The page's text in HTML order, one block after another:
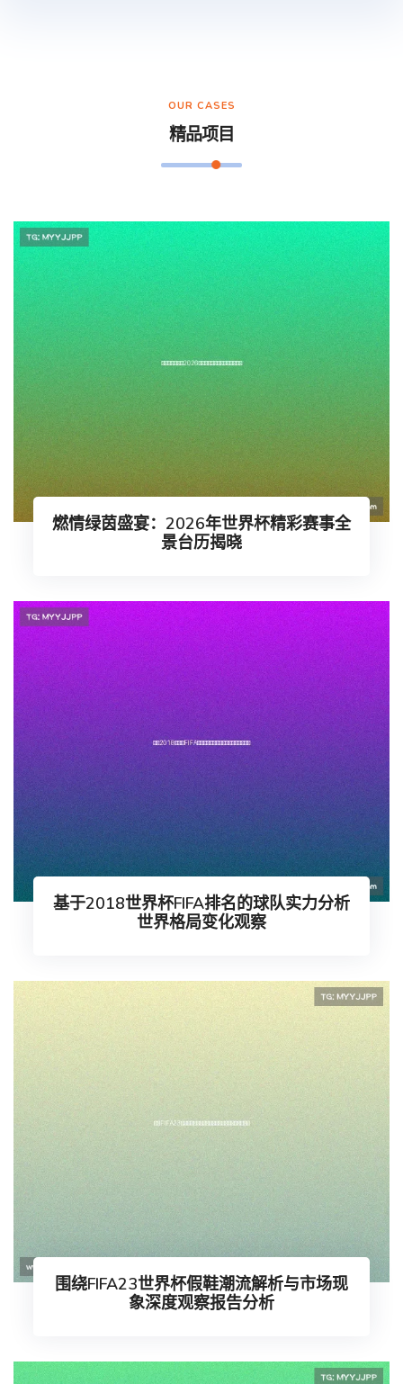
OUR CASES
精品项目
燃情绿茵盛宴：2026年世界杯精彩赛事全
景台历揭晓
基于2018世界杯FIFA排名的球队实力分析
世界格局变化观察
围绕FIFA23世界杯假鞋潮流解析与市场现
象深度观察报告分析